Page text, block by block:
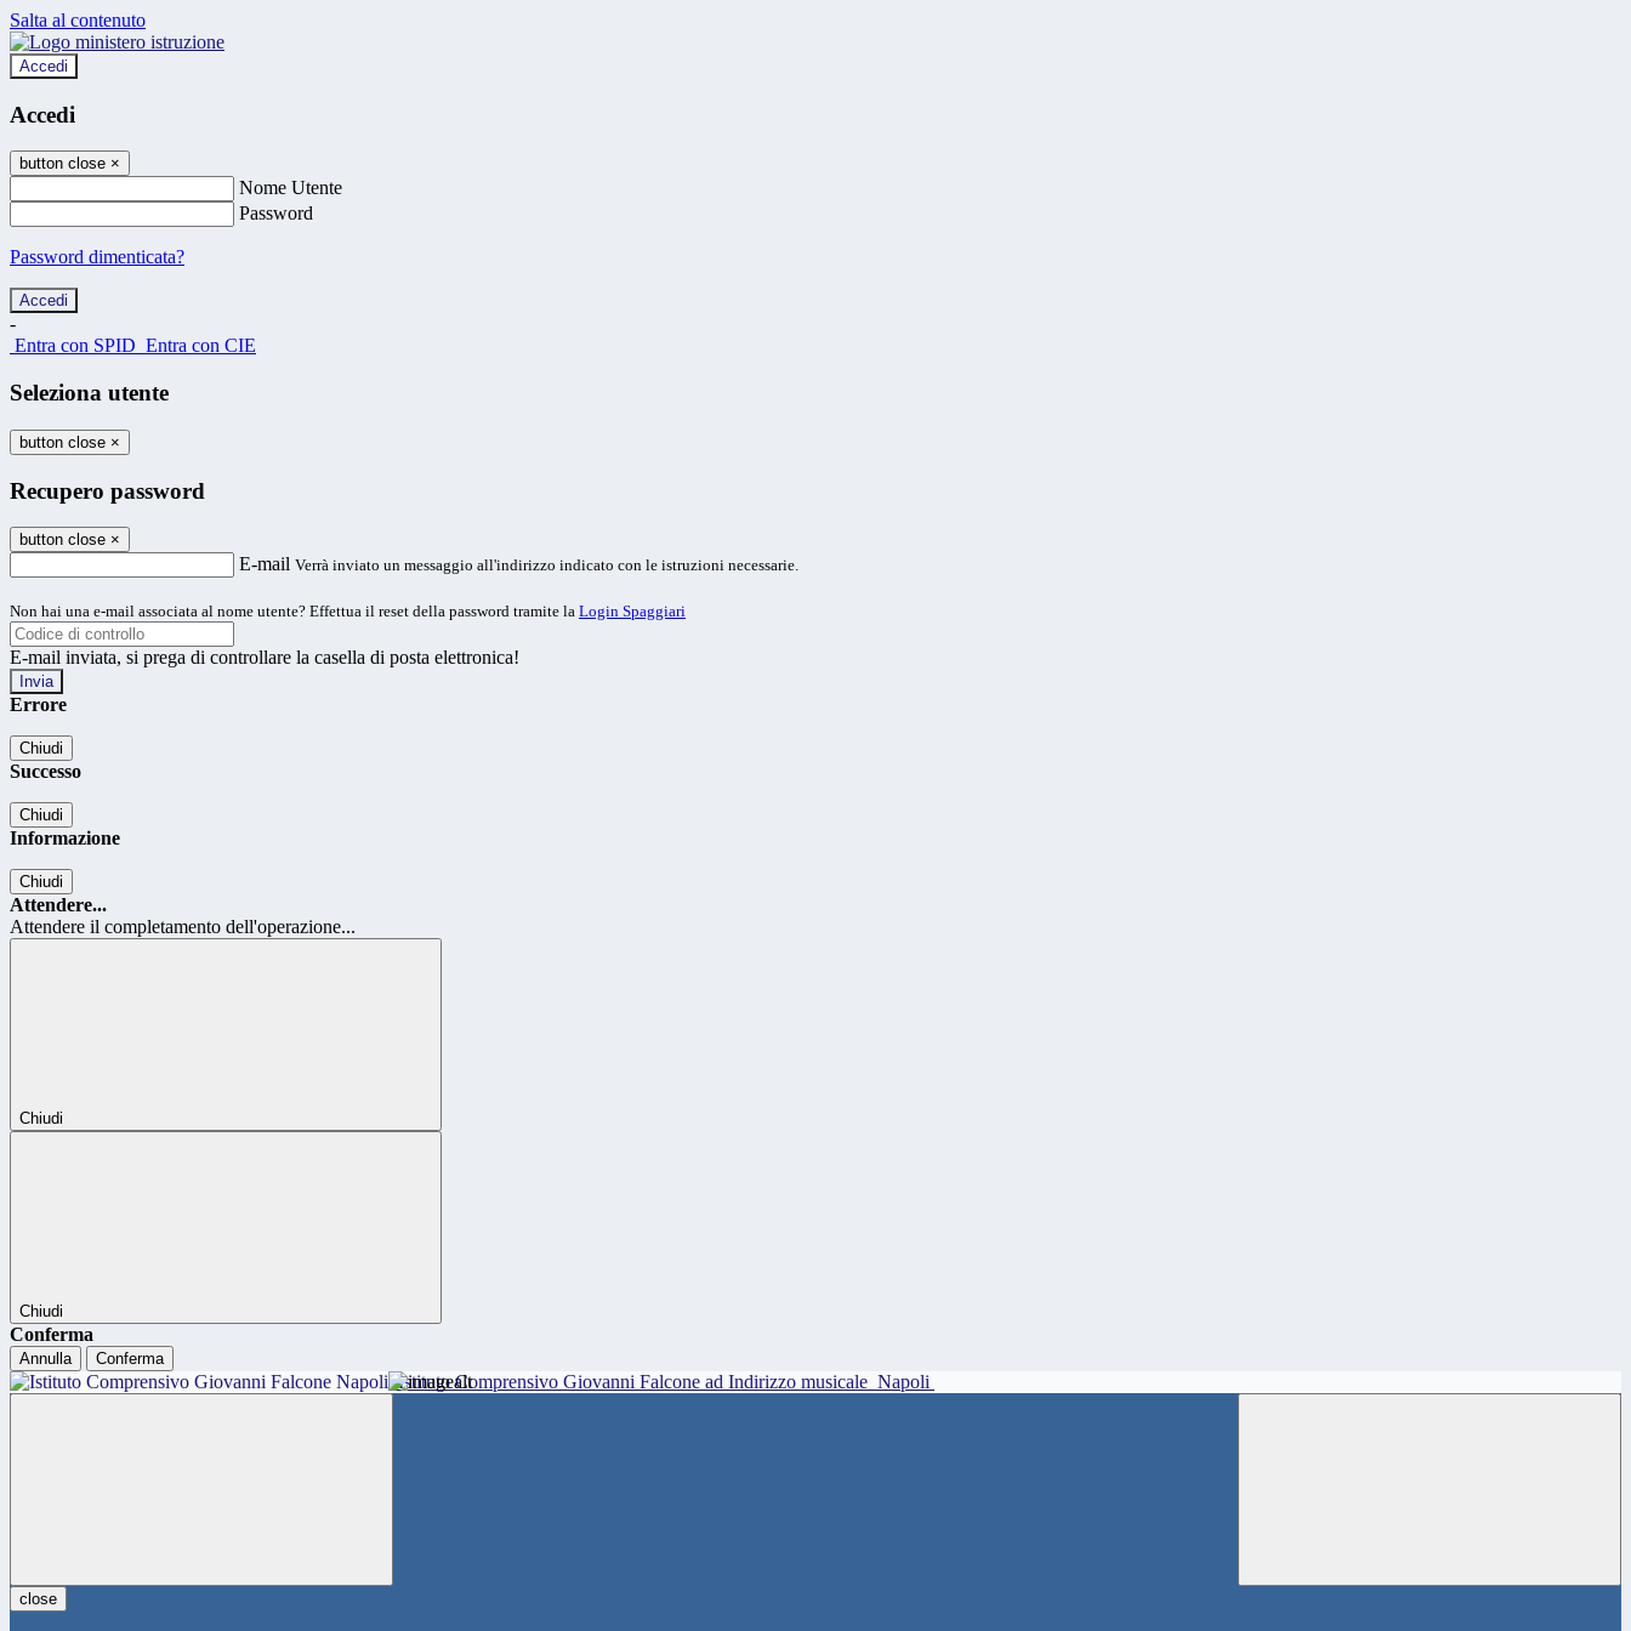
Salta al contenuto
Accedi
Accedi
button close ×
Nome Utente
Password
Password dimenticata?
-
Entra con SPID Entra con CIE
Seleziona utente
button close ×
Recupero password
button close ×
E-mail Verrà inviato un messaggio all'indirizzo indicato con le istruzioni necessarie.
Non hai una e-mail associata al nome utente? Effettua il reset della password tramite la Login Spaggiari
E-mail inviata, si prega di controllare la casella di posta elettronica!
Errore
Chiudi
Successo
Chiudi
Informazione
Chiudi
Attendere...
Attendere il completamento dell'operazione...
Chiudi
Chiudi
Conferma
Annulla Conferma
Istituto Comprensivo Giovanni Falcone ad Indirizzo musicale Napoli
close